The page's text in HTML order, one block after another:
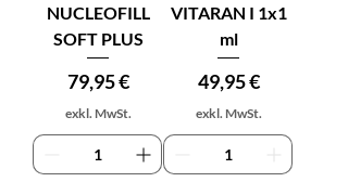
NUCLEOFILL
SOFT PLUS
Preis
79,95 €
exkl. MwSt.
VITARAN I 1x1
ml
Preis
49,95 €
exkl. MwSt.